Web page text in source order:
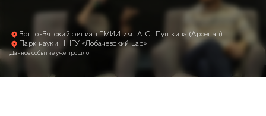
Волго-Вятский филиал ГМИИ им. А.С. Пушкина (Арсенал)
Парк науки ННГУ «Лобачевский Lab»
Данное событие уже прошло